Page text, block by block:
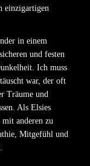
einzigartigen
in einem
und festen
Ich muss
war, der oft
Träume und
Als Elsies
anderen zu
Mitgefühl und